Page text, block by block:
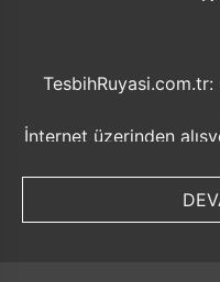
İnternet üzerinden
TesbihRuyasi.com.tr,